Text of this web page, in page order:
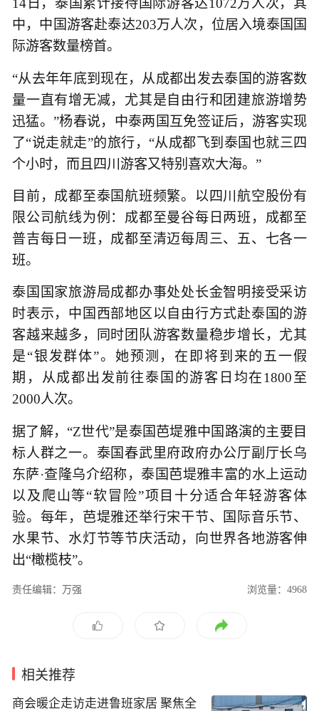
14日，泰国累计接待国际游客达1072万人次，其
中，中国游客赴泰达203万人次，位居入境泰国国
际游客数量榜首。
“从去年年底到现在，从成都出发去泰国的游客数
量一直有增无减，尤其是自由行和团建旅游增势
迅猛。”杨春说，中泰两国互免签证后，游客实现
了“说走就走”的旅行，“从成都飞到泰国也就三四
个小时，而且四川游客又特别喜欢大海。”
目前，成都至泰国航班频繁。以四川航空股份有
限公司航线为例：成都至曼谷每日两班，成都至
普吉每日一班，成都至清迈每周三、五、七各一
班。
泰国国家旅游局成都办事处处长金智明接受采访
时表示，中国西部地区以自由行方式赴泰国的游
客越来越多，同时团队游客数量稳步增长，尤其
是“银发群体”。她预测，在即将到来的五一假
期，从成都出发前往泰国的游客日均在1800至
2000人次。
据了解，“Z世代”是泰国芭堤雅中国路演的主要目
标人群之一。泰国春武里府政府办公厅副厅长乌
东萨·查隆乌介绍称，泰国芭堤雅丰富的水上运动
以及爬山等“软冒险”项目十分适合年轻游客体
验。每年，芭堤雅还举行宋干节、国际音乐节、
水果节、水灯节等节庆活动，向世界各地游客伸
出“橄榄枝”。
责任编辑：万强 浏览量：4968
相关推荐
商会暖企走访走进鲁班家居 聚焦全